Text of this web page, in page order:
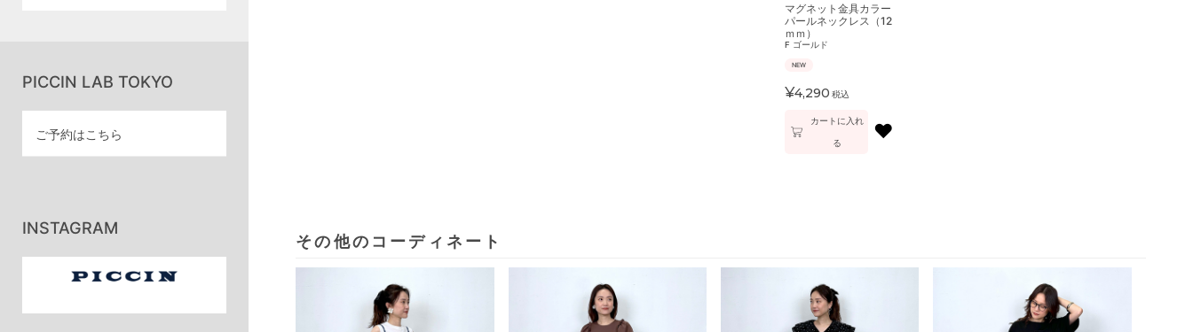
PICCIN LAB TOKYO
ご予約はこちら
INSTAGRAM
マグネット金具カラー
パールネックレス（12
ｍｍ）
F ゴールド
NEW
¥4,290 税込
カートに入れ
る ♥
その他のコーディネート